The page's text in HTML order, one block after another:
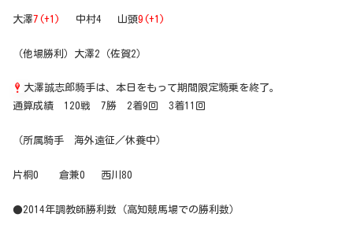
大澤7(+1) 中村4 山頭9(+1)
（他場勝利）大澤2（佐賀2）
大澤誠志郎騎手は、本日をもって期間限定騎乗を終了。
通算成績 120戦 7勝 2着9回 3着11回
（所属騎手 海外遠征／休養中）
片桐0 倉兼0 西川80
●2014年調教師勝利数（高知競馬場での勝利数）